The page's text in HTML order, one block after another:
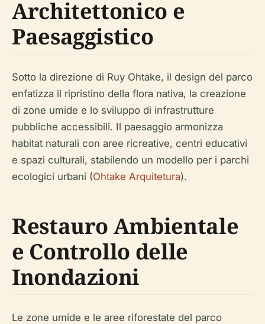
Architettonico e
Paesaggistico
Sotto la direzione di Ruy Ohtake, il design del parco
enfatizza il ripristino della flora nativa, la creazione
di zone umide e lo sviluppo di infrastrutture
pubbliche accessibili. Il paesaggio armonizza
habitat naturali con aree ricreative, centri educativi
e spazi culturali, stabilendo un modello per i parchi
ecologici urbani (Ohtake Arquitetura).
Restauro Ambientale
e Controllo delle
Inondazioni
Le zone umide e le aree riforestate del parco